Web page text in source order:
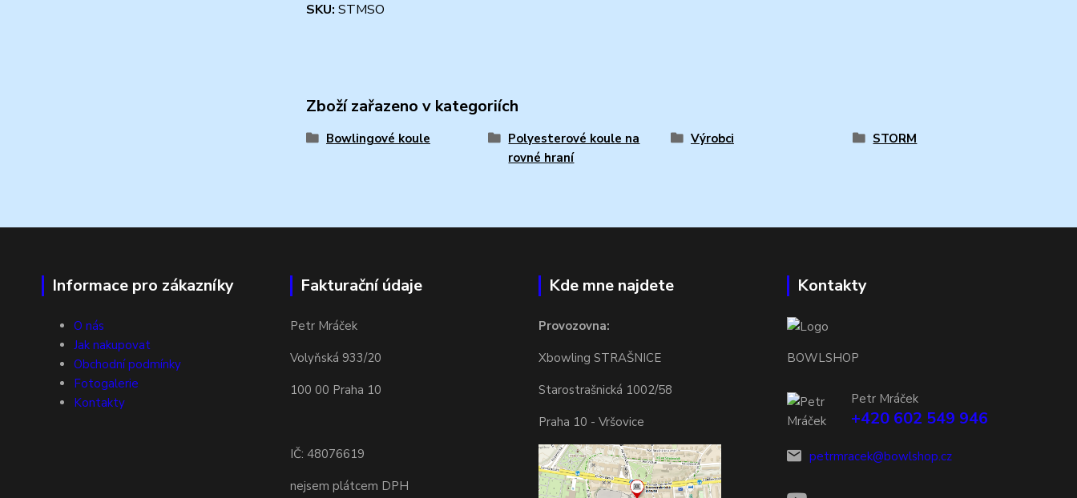
SKU: STMSO
Zboží zařazeno v kategoriích
Bowlingové koule
Polyesterové koule na
rovné hraní
Výrobci STORM
Informace pro zákazníky
O nás
Jak nakupovat
Obchodní podmínky
Fotogalerie
Kontakty
Fakturační údaje
Petr Mráček
Volyňská 933/20
100 00 Praha 10
IČ: 48076619
nejsem plátcem DPH
Kde mne najdete
Provozovna:
Xbowling STRAŠNICE
Starostrašnická 1002/58
Praha 10 - Vršovice
Kontakty
BOWLSHOP
Petr Mráček
+420 602 549 946
petrmracek@bowlshop.cz